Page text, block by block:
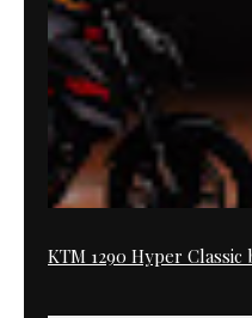
KTM 1290 Hyper Classic